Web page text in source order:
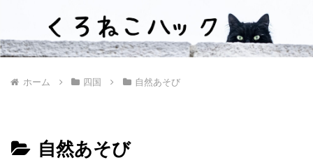
ホーム 四国 自然あそび
自然あそび